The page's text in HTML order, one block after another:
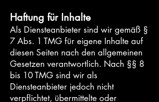
Haftung für Inhalte
Als Diensteanbieter sind wir gemäß §
7 Abs. 1 TMG für eigene Inhalte auf
diesen Seiten nach den allgemeinen
Gesetzen verantwortlich. Nach §§ 8
bis 10 TMG sind wir als
Diensteanbieter jedoch nicht
verpflichtet, übermittelte oder